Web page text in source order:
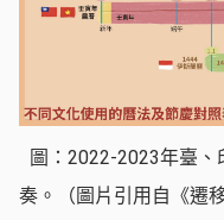
圖：2022-2023年臺
奏。（圖片引用自《遷